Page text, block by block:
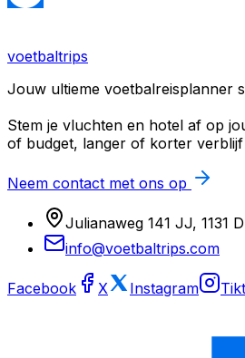
voetbaltrips
Jouw ultieme voetbalreisplanner
Stem je vluchten en hotel af op
of budget, langer of korter
Neem contact met ons op
Julianaweg 141 JJ, 1131
info@voetbaltrips.com
Facebook X Instagram